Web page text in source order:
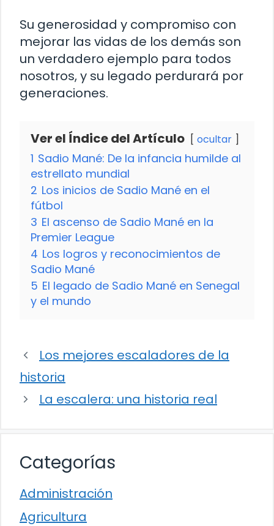
Su generosidad y compromiso con
mejorar las vidas de los demás son
un verdadero ejemplo para todos
nosotros, y su legado perdurará por
generaciones.
Ver el Índice del Artículo ocultar
1 Sadio Mané: De la infancia humilde al
estrellato mundial
2 Los inicios de Sadio Mané en el
fútbol
3 El ascenso de Sadio Mané en la
Premier League
4 Los logros y reconocimientos de
Sadio Mané
5 El legado de Sadio Mané en Senegal
y el mundo
Los mejores escaladores de la
historia
La escalera: una historia real
Categorías
Administración
Agricultura